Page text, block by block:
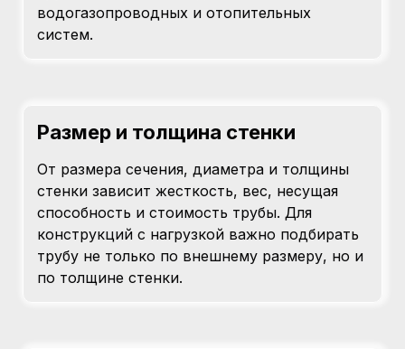
водогазопроводных и отопительных
систем.
Размер и толщина стенки
От размера сечения, диаметра и толщины
стенки зависит жесткость, вес, несущая
способность и стоимость трубы. Для
конструкций с нагрузкой важно подбирать
трубу не только по внешнему размеру, но и
по толщине стенки.